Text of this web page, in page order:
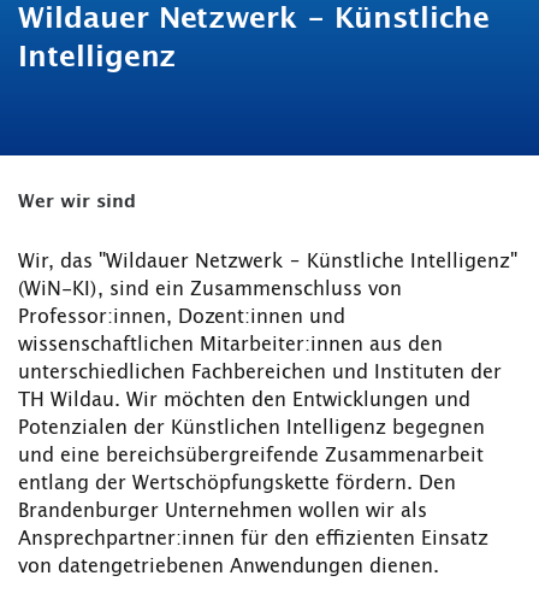
Wildauer Netzwerk - Künstliche
Intelligenz
Wer wir sind
Wir, das "Wildauer Netzwerk – Künstliche Intelligenz"
(WiN-KI), sind ein Zusammenschluss von
Professor:innen, Dozent:innen und
wissenschaftlichen Mitarbeiter:innen aus den
unterschiedlichen Fachbereichen und Instituten der
TH Wildau. Wir möchten den Entwicklungen und
Potenzialen der Künstlichen Intelligenz begegnen
und eine bereichsübergreifende Zusammenarbeit
entlang der Wertschöpfungskette fördern. Den
Brandenburger Unternehmen wollen wir als
Ansprechpartner:innen für den effizienten Einsatz
von datengetriebenen Anwendungen dienen.